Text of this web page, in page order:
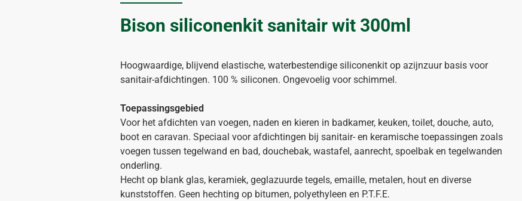
Bison siliconenkit sanitair wit 300ml
Hoogwaardige, blijvend elastische, waterbestendige siliconenkit op azijnzuur basis voor
sanitair-afdichtingen. 100 % siliconen. Ongevoelig voor schimmel.
Toepassingsgebied
Voor het afdichten van voegen, naden en kieren in badkamer, keuken, toilet, douche, auto,
boot en caravan. Speciaal voor afdichtingen bij sanitair- en keramische toepassingen zoals
voegen tussen tegelwand en bad, douchebak, wastafel, aanrecht, spoelbak en tegelwanden
onderling.
Hecht op blank glas, keramiek, geglazuurde tegels, emaille, metalen, hout en diverse
kunststoffen. Geen hechting op bitumen, polyethyleen en P.T.F.E.